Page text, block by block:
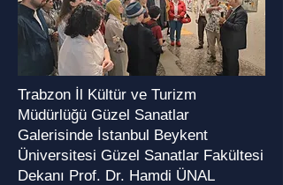
Trabzon İl Kültür ve Turizm
Müdürlüğü Güzel Sanatlar
Galerisinde İstanbul Beykent
Üniversitesi Güzel Sanatlar Fakültesi
Dekanı Prof. Dr. Hamdi ÜNAL